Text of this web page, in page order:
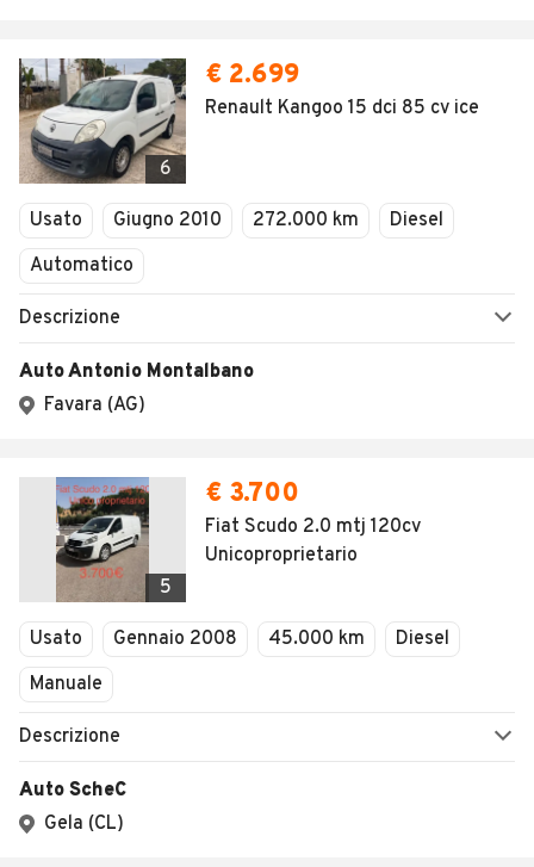
6
€ 2.699
Renault Kangoo 15 dci 85 cv ice
Usato Giugno 2010 272.000 km
Diesel
Automatico
Descrizione
Auto Antonio Montalbano
Favara (AG)
5
€ 3.700
Fiat Scudo 2.0 mtj 120cv
Unicoproprietario
Usato Gennaio 2008 45.000 km
Diesel
Manuale
Descrizione
Auto ScheC
Gela (CL)